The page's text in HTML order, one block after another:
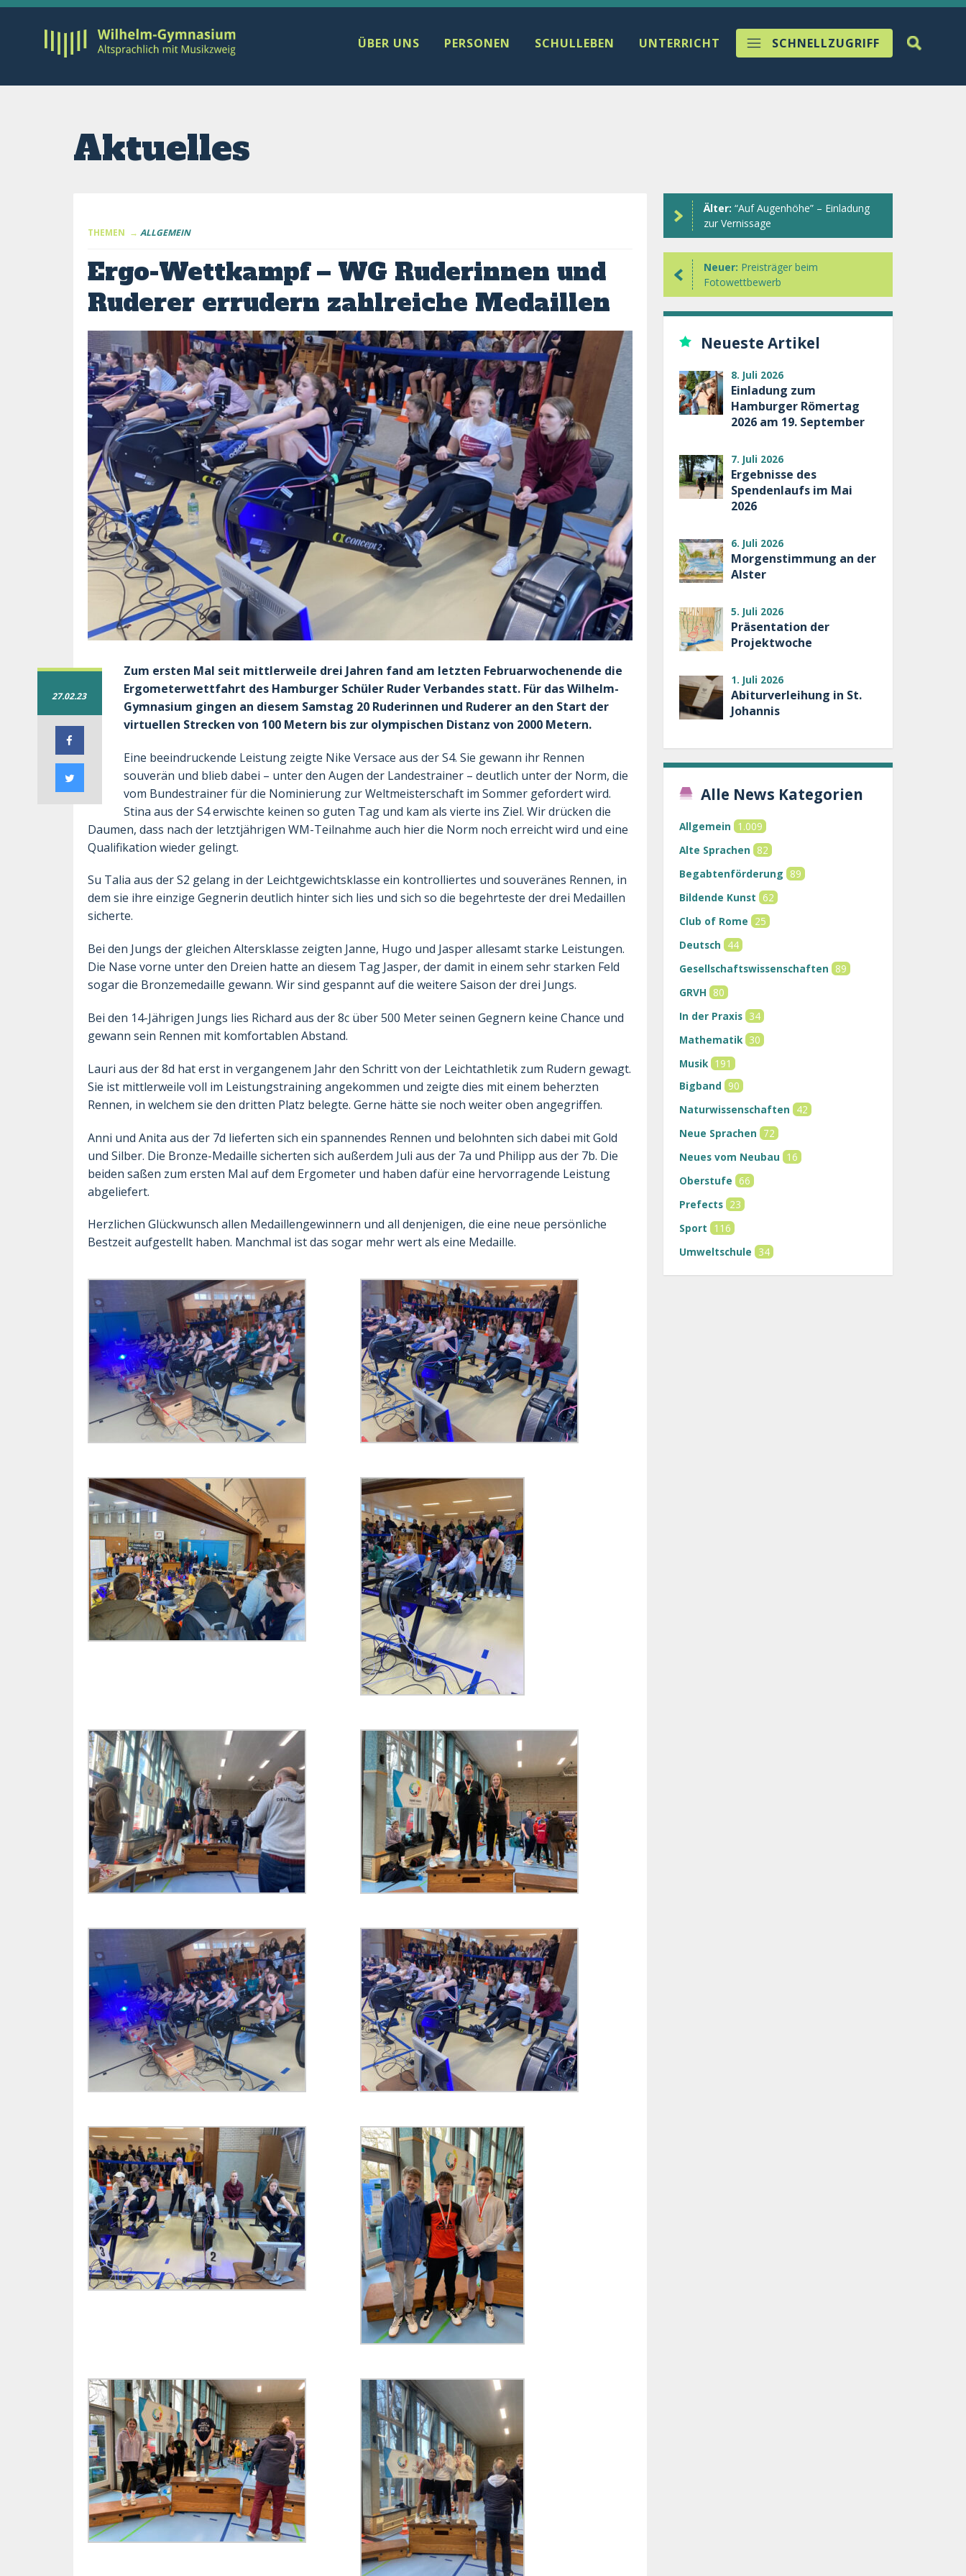
ÜBER UNS PERSONEN SCHULLEBEN UNTERRICHT SCHNELLZUGRIFF
Aktuelles
THEMEN → ALLGEMEIN
Ergo-Wettkampf – WG Ruderinnen und
Ruderer errudern zahlreiche Medaillen
27.02.23
Zum ersten Mal seit mittlerweile drei Jahren fand am letzten Februarwochenende die
Ergometerwettfahrt des Hamburger Schüler Ruder Verbandes statt. Für das Wilhelm-
Gymnasium gingen an diesem Samstag 20 Ruderinnen und Ruderer an den Start der
virtuellen Strecken von 100 Metern bis zur olympischen Distanz von 2000 Metern.
Eine beeindruckende Leistung zeigte Nike Versace aus der S4. Sie gewann ihr Rennen
souverän und blieb dabei – unter den Augen der Landestrainer – deutlich unter der Norm, die
vom Bundestrainer für die Nominierung zur Weltmeisterschaft im Sommer gefordert wird.
Stina aus der S4 erwischte keinen so guten Tag und kam als vierte ins Ziel. Wir drücken die
Daumen, dass nach der letztjährigen WM-Teilnahme auch hier die Norm noch erreicht wird und eine
Qualifikation wieder gelingt.
Su Talia aus der S2 gelang in der Leichtgewichtsklasse ein kontrolliertes und souveränes Rennen, in
dem sie ihre einzige Gegnerin deutlich hinter sich lies und sich so die begehrteste der drei Medaillen
sicherte.
Bei den Jungs der gleichen Altersklasse zeigten Janne, Hugo und Jasper allesamt starke Leistungen.
Die Nase vorne unter den Dreien hatte an diesem Tag Jasper, der damit in einem sehr starken Feld
sogar die Bronzemedaille gewann. Wir sind gespannt auf die weitere Saison der drei Jungs.
Bei den 14-Jährigen Jungs lies Richard aus der 8c über 500 Meter seinen Gegnern keine Chance und
gewann sein Rennen mit komfortablen Abstand.
Lauri aus der 8d hat erst in vergangenem Jahr den Schritt von der Leichtathletik zum Rudern gewagt.
Sie ist mittlerweile voll im Leistungstraining angekommen und zeigte dies mit einem beherzten
Rennen, in welchem sie den dritten Platz belegte. Gerne hätte sie noch weiter oben angegriffen.
Anni und Anita aus der 7d lieferten sich ein spannendes Rennen und belohnten sich dabei mit Gold
und Silber. Die Bronze-Medaille sicherten sich außerdem Juli aus der 7a und Philipp aus der 7b. Die
beiden saßen zum ersten Mal auf dem Ergometer und haben dafür eine hervorragende Leistung
abgeliefert.
Herzlichen Glückwunsch allen Medaillengewinnern und all denjenigen, die eine neue persönliche
Bestzeit aufgestellt haben. Manchmal ist das sogar mehr wert als eine Medaille.
Älter: “Auf Augenhöhe” – Einladung
zur Vernissage
Neuer: Preisträger beim
Fotowettbewerb
Neueste Artikel
8. Juli 2026
Einladung zum
Hamburger Römertag
2026 am 19. September
7. Juli 2026
Ergebnisse des
Spendenlaufs im Mai
2026
6. Juli 2026
Morgenstimmung an der
Alster
5. Juli 2026
Präsentation der
Projektwoche
1. Juli 2026
Abiturverleihung in St.
Johannis
Alle News Kategorien
Allgemein 1.009
Alte Sprachen 82
Begabtenförderung 89
Bildende Kunst 62
Club of Rome 25
Deutsch 44
Gesellschaftswissenschaften 89
GRVH 80
In der Praxis 34
Mathematik 30
Musik 191
Bigband 90
Naturwissenschaften 42
Neue Sprachen 72
Neues vom Neubau 16
Oberstufe 66
Prefects 23
Sport 116
Umweltschule 34